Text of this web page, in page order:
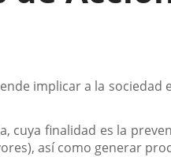
implicar a la sociedad
cuya finalidad es la
así como generar